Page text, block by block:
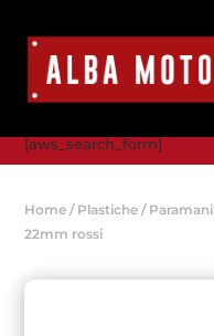
[aws_search_form]
Home / Plastiche / Paramani
22mm rossi